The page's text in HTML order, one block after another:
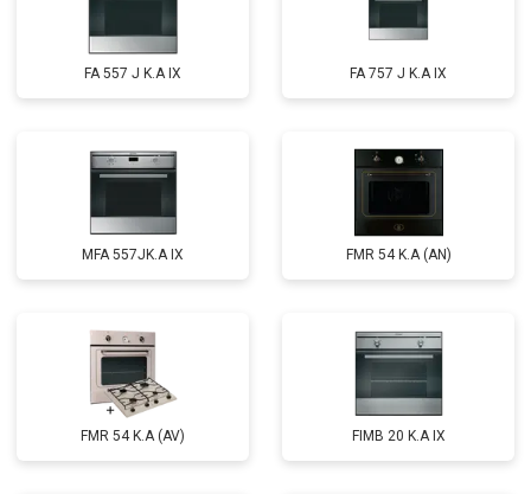
FA 557 J K.A IX FA 757 J K.A IX
MFA 557JK.A IX FMR 54 K.A (AN)
FMR 54 K.A (AV) FIMB 20 K.A IX